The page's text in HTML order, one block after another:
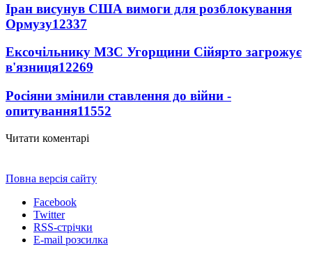
Іран висунув США вимоги для розблокування
Ормузу12337
Ексочільнику МЗС Угорщини Сійярто загрожує
в'язниця12269
Росіяни змінили ставлення до війни -
опитування11552
Читати коментарі
Повна версія сайту
Facebook
Twitter
RSS-стрічки
E-mail розсилка